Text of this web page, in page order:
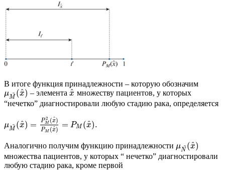
В итоге функция принадлежности – которую обозначим
μM
~ (x
^) – элементаx
^ множеству пациентов, у которых
“нечетко” диагностировали любую стадию рака, определяется
μM
~ (x
^) = P 2
M (x
^)
PM (x
^) = PM (x
^).
Аналогично получим функцию принадлежности μN
~(x
^)
множества пациентов, у которых “ нечетко” диагностировали
любую стадию рака, кроме первой